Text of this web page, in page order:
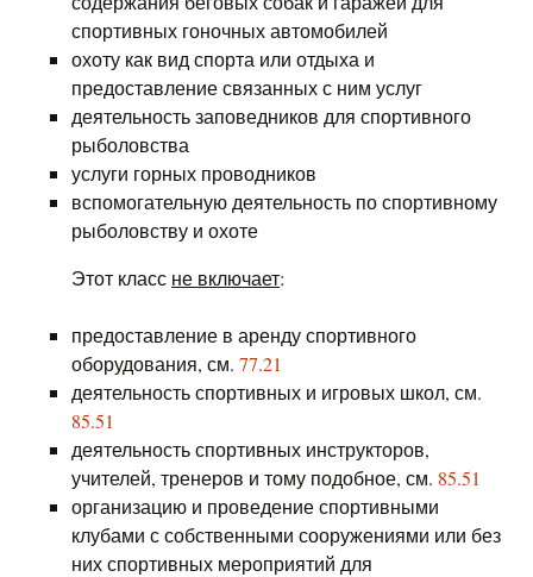
спортивных гоночных автомобилей
охоту как вид спорта или отдыха и
предоставление связанных с ним услуг
деятельность заповедников для спортивного
рыболовства
услуги горных проводников
вспомогательную деятельность по спортивному
рыболовству и охоте
Этот класс не включает:
предоставление в аренду спортивного
оборудования, см. 77.21
деятельность спортивных и игровых школ, см.
85.51
деятельность спортивных инструкторов,
учителей, тренеров и тому подобное, см. 85.51
организацию и проведение спортивными
клубами с собственными сооружениями или без
них спортивных мероприятий для